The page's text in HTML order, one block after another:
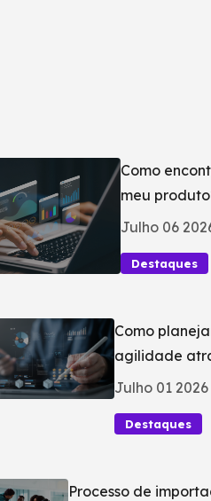
Como
meu
Julho 06
Destaques
Como
agilidade
Julho 01 2026
Destaques
Processo de